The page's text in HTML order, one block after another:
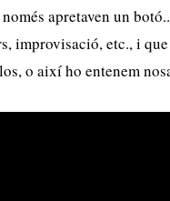
apretaven un
improvisació, etc., i
o així ho entenem